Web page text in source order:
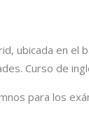
ubicada en
Curso de
para los